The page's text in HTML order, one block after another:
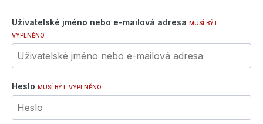
Uživatelské jméno nebo e-mailová adresa MUSÍ BÝT
VYPLNĚNO
Heslo MUSÍ BÝT VYPLNĚNO